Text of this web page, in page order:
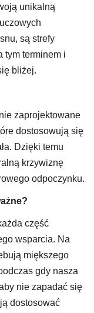
unikalną
są strefy
tym terminem i
bliżej.
zaprojektowane
dostosowują się
Dzięki temu
krzywiznę
odpoczynku.
część
wsparcia. Na
miększego
gdy nasza
nie zapadać się
dostosować